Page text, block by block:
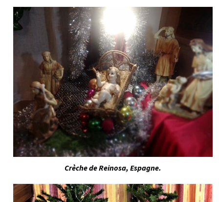
Crèche de Reinosa, Espagne.